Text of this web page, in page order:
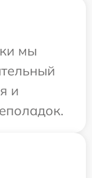
мы
и